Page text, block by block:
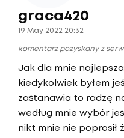
graca420
19 May 2022 20:32
komentarz pozyskany z
Jak dla mnie
kiedykolwiek byłem
zastanawia to radzę
według mnie wybór
nikt mnie nie poprosił